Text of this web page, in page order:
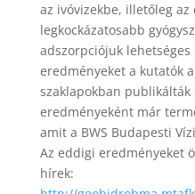
az ivóvizekbe, illetőleg
legkockázatosabb
adszorpciójuk
eredményeket a kutatók
szaklapokban
eredményeként már
amit a BWS Budapesti
Az eddigi eredményeket
hírek: